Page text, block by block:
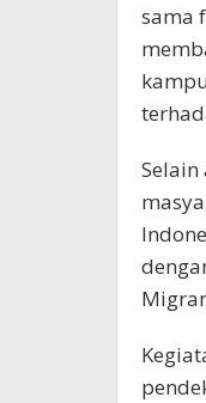
sama